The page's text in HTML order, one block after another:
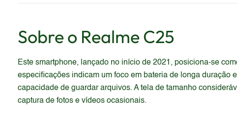
Sobre o RealmeC25
Este smartphone, lançado no início de 2021, posiciona-se
especificações indicam um foco em bateria de longa duração
capacidade de guardar arquivos. A tela de tamanho
captura de fotos e vídeos ocasionais.